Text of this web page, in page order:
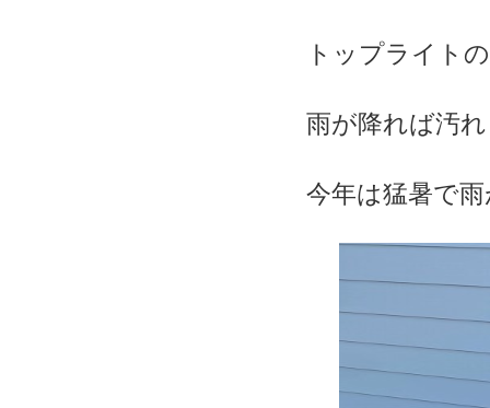
トップライト
雨が降れば汚
今年は猛暑で